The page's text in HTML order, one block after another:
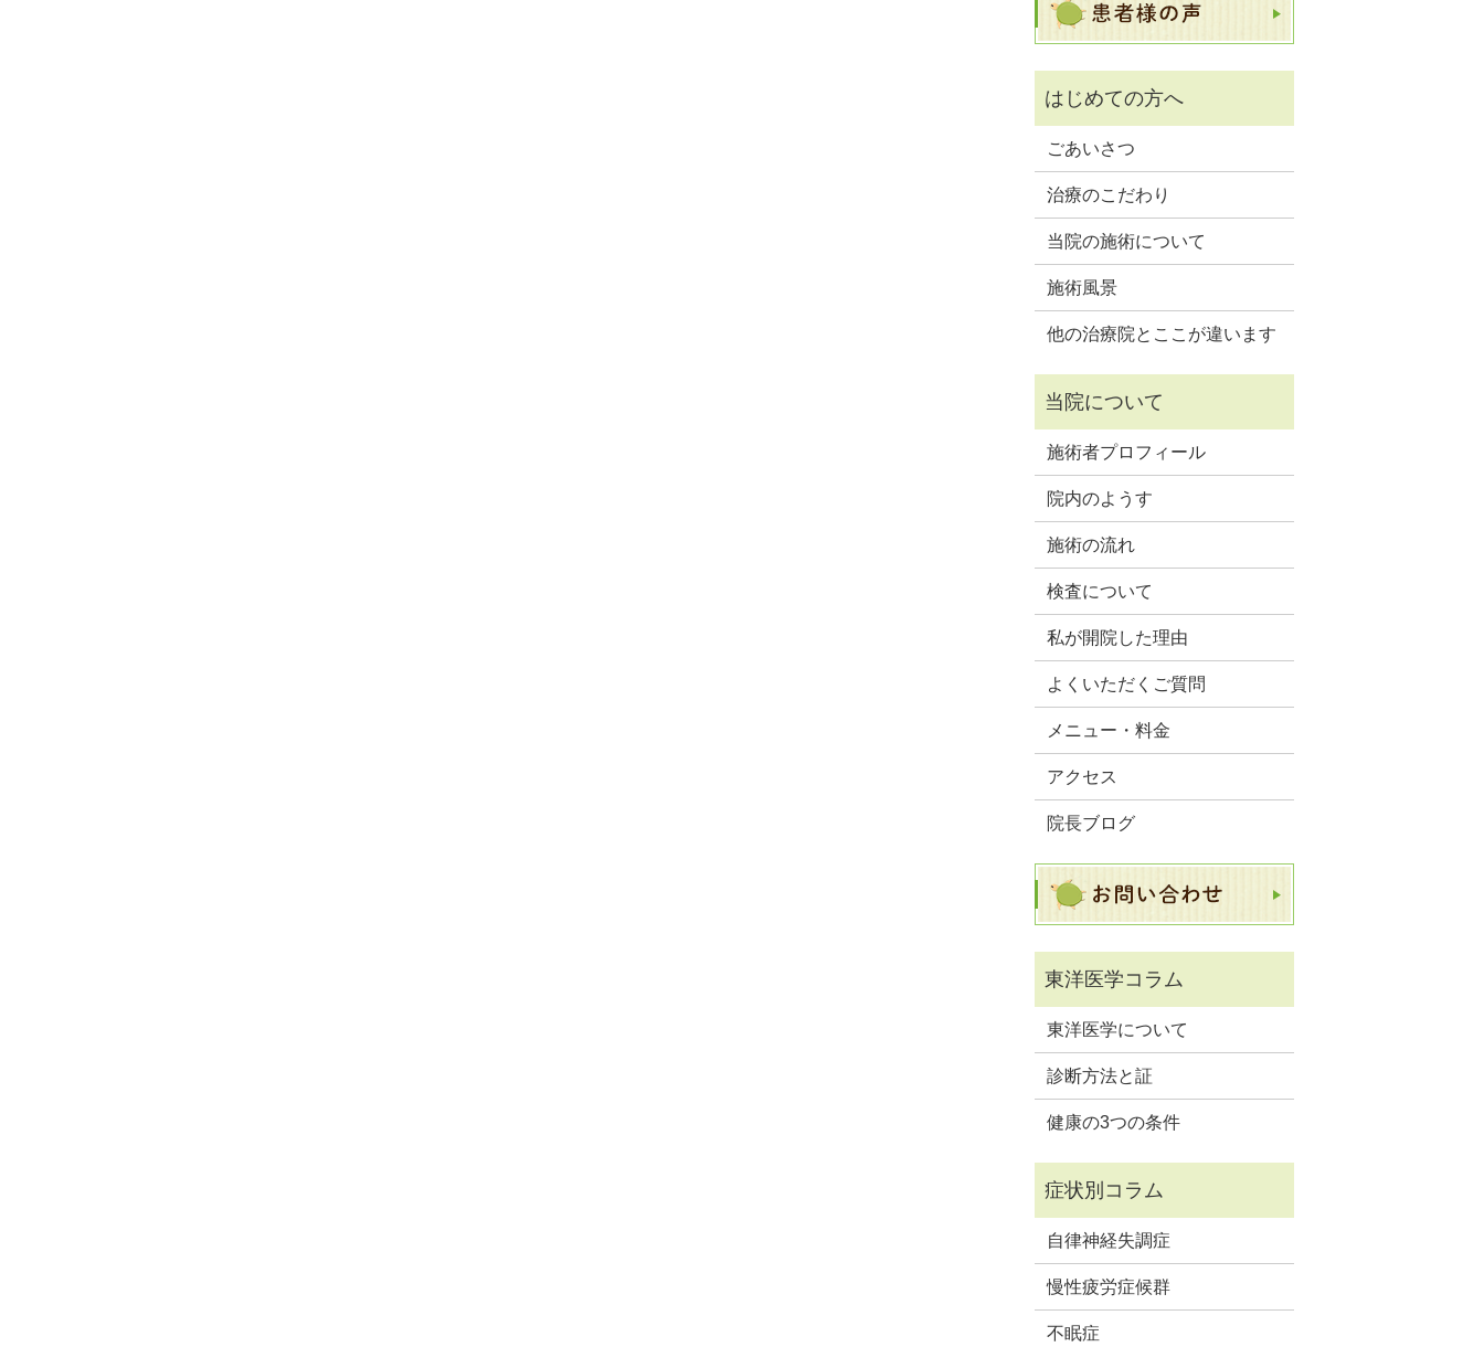
ごあいさつ
治療のこだわり
当院の施術について
施術風景
他の治療院とここが違います
施術者プロフィール
院内のようす
施術の流れ
検査について
私が開院した理由
よくいただくご質問
メニュー・料金
アクセス
院長ブログ
東洋医学について
診断方法と証
健康の3つの条件
自律神経失調症
慢性疲労症候群
不眠症